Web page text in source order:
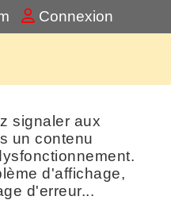
Connexion
signaler aux
un contenu
d'affichage,
d'erreur...